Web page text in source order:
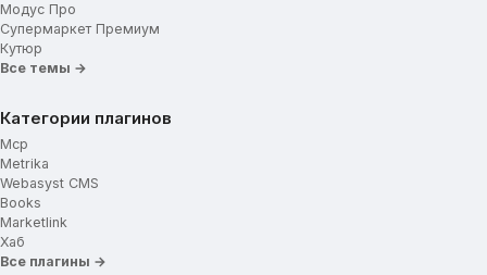
Модус Про
Супермаркет Премиум
Кутюр
Все темы →
Категории плагинов
Mcp
Metrika
Webasyst CMS
Books
Marketlink
Хаб
Все плагины →